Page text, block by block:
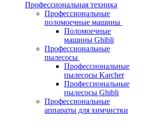
Профессиональная техника
Профессиональные
поломоечные машины
Поломоечные
машины Ghibli
Профессиональные
пылесосы
Профессиональные
пылесосы Karcher
Профессиональные
пылесосы Ghibli
Профессиональные
аппараты для химчистки